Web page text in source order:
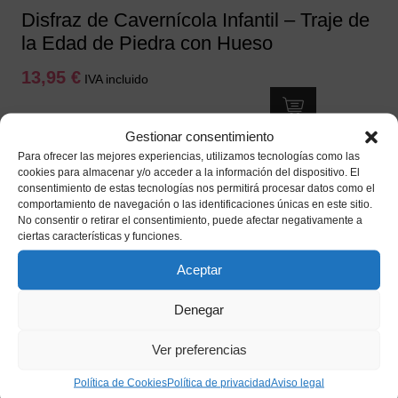
Gestionar consentimiento
Para ofrecer las mejores experiencias, utilizamos tecnologías como las
cookies para almacenar y/o acceder a la información del dispositivo. El
consentimiento de estas tecnologías nos permitirá procesar datos como el
comportamiento de navegación o las identificaciones únicas en este sitio.
No consentir o retirar el consentimiento, puede afectar negativamente a
ciertas características y funciones.
Aceptar
Denegar
Ver preferencias
Política de CookiesPolítica de privacidadAviso legal
Disfraz de Cavernícola Infantil – Traje de
la Edad de Piedra con Hueso
13,95 € IVA incluido
tiene
múltiples
variantes.
Las
se
pueden
en
de